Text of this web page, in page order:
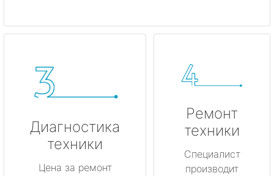
Диагностика
техники
Цена за ремонт
Ремонт
техники
Специалист
производит